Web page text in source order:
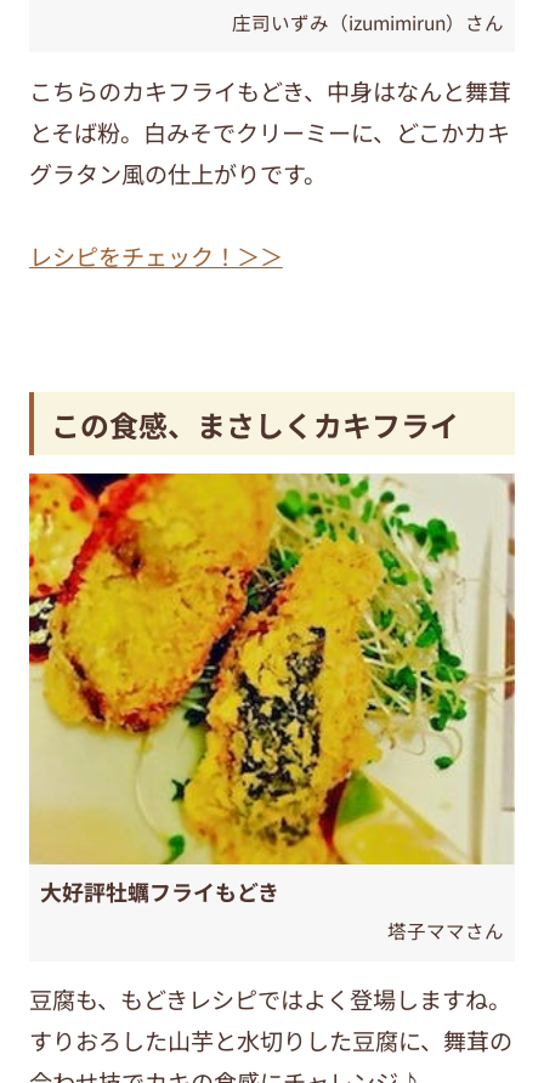
庄司いずみ（izumimirun）さん
こちらのカキフライもどき、中身はなんと舞茸
とそば粉。白みそでクリーミーに、どこかカキ
グラタン風の仕上がりです。
レシピをチェック！＞＞
この食感、まさしくカキフライ
大好評牡蠣フライもどき
塔子ママさん
豆腐も、もどきレシピではよく登場しますね。
すりおろした山芋と水切りした豆腐に、舞茸の